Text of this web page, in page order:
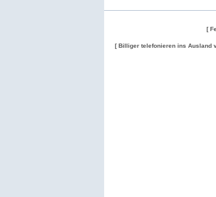
[
[ Billiger telefonieren ins Ausland